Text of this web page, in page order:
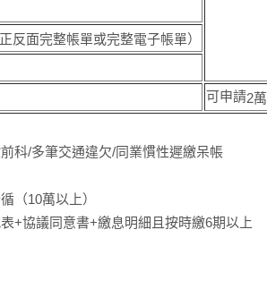
反面完整帳單或完整電子帳單）
可申請2萬
科/多筆交通違欠/同業慣性遲繳呆帳
（10萬以上）
+協議同意書+繳息明細且按時繳6期以上